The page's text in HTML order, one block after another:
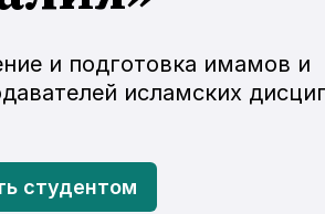
и подготовка имамов и
исламских
студентом